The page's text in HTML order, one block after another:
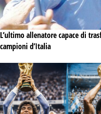
L’ultimo allenatore capace di
campioni d’Italia